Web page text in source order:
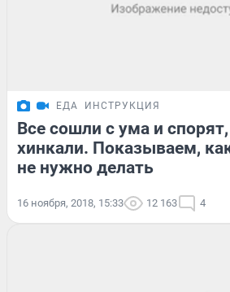
ЕДА ИНСТРУКЦИЯ
Все сошли с ума и
хинкали. Показываем,
не нужно делать
16 ноября, 2018, 15:33 12 163 4